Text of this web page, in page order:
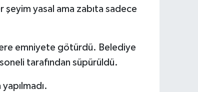
yasal ama zabıta sadece
emniyete götürdü. Belediye
tarafından süpürüldü.